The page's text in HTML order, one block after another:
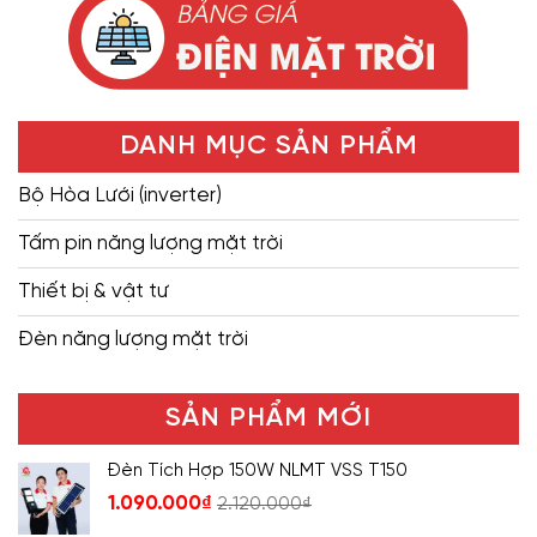
DANH MỤC SẢN PHẨM
Bộ Hòa Lưới (inverter)
Tấm pin năng lượng mặt trời
Thiết bị & vật tư
Đèn năng lượng mặt trời
SẢN PHẨM MỚI
Đèn Tích Hợp 150W NLMT VSS T150
1.090.000₫ 2.120.000₫